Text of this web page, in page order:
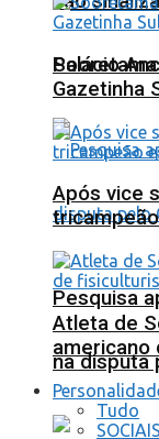
Palácio
Pesquisa
na disputa
Gazetinha
Após vice
Atleta de
americano
Tudo
SOCIAIS